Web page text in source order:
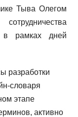
Тыва Олегом
в рамках дней
разработки
словаря
этапе
активно